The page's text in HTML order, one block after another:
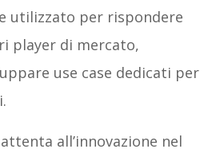
utilizzato per rispondere
player di mercato,
use case dedicati per
all’innovazione nel